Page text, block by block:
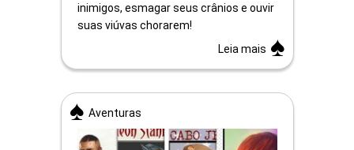
inimigos, esmagar seus crânios e ouvir
suas viúvas chorarem!
Leia mais
Aventuras